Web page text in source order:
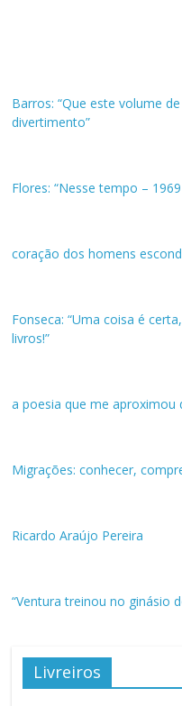
Barros: “Que este volume
divertimento”
Flores: “Nesse tempo –
coração dos homens
Fonseca: “Uma coisa é
livros!”
a poesia que me aproximou
Migrações: conhecer,
Ricardo Araújo Pereira
“Ventura treinou no ginásio
Livreiros